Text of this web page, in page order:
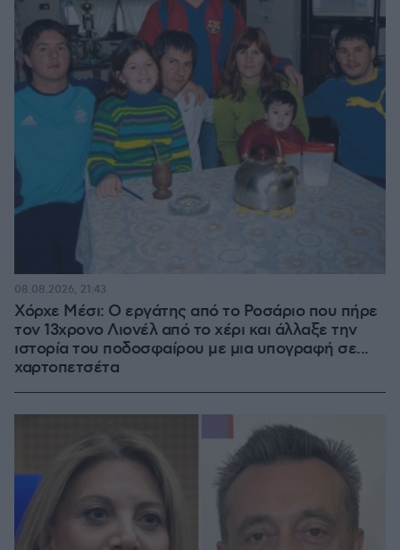
Χόρχε Μέσι: Ο εργάτης από το Ροσάριο που πήρε
τον 13χρονο Λιονέλ από το χέρι και άλλαξε την
ιστορία του ποδοσφαίρου με μια υπογραφή σε...
χαρτοπετσέτα
08.08.2026, 21:43